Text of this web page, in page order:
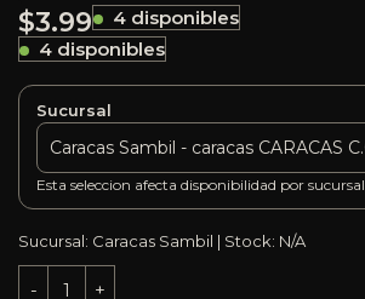
$3.99
4 disponibles
4 disponibles
Sucursal
Esta seleccion afecta disponibilidad por sucursal.
Sucursal: Caracas Sambil | Stock: N/A